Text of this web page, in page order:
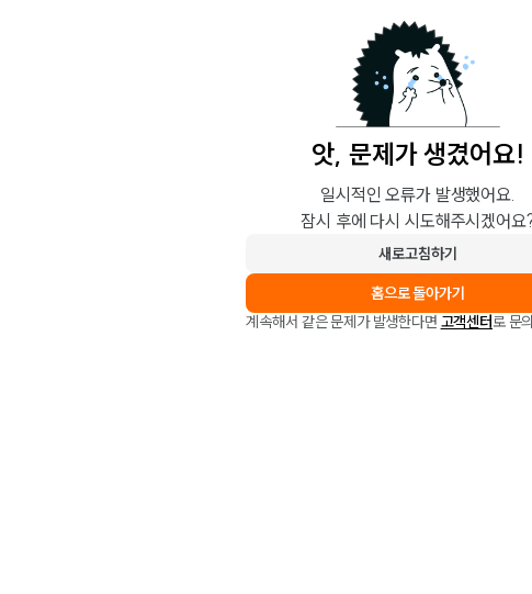
앗, 문제가 생겼어요!
일시적인 오류가 발생했어요.
잠시 후에 다시 시도해주시겠어요
새로고침하기
홈으로 돌아가기
계속해서 같은 문제가 발생한다면 고객센터로 문